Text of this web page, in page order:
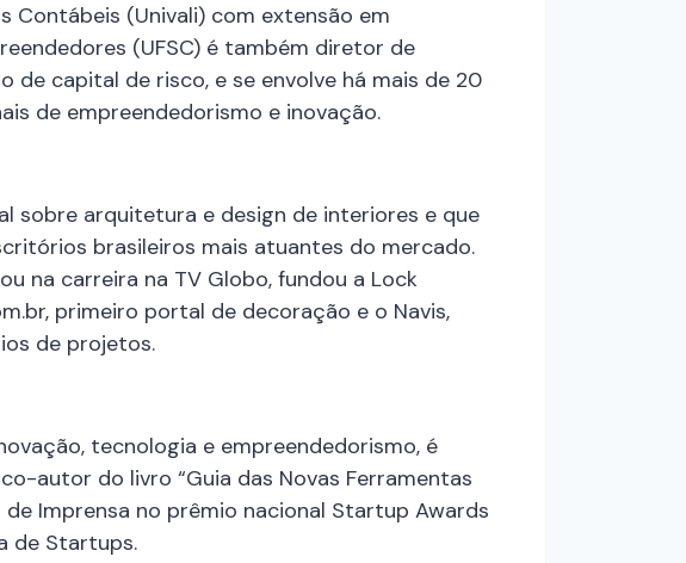
Contábeis (Univali) com extensão em
(UFSC) é também diretor de
de capital de risco, e se envolve há mais de 20
de empreendedorismo e inovação.
sobre arquitetura e design de interiores e que
brasileiros mais atuantes do mercado.
na carreira na TV Globo, fundou a Lock
primeiro portal de decoração e o Navis,
de projetos.
tecnologia e empreendedorismo, é
autor do livro “Guia das Novas Ferramentas
de Imprensa no prêmio nacional Startup Awards
de Startups.